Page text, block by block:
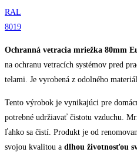
RAL
8019
Ochranná vetracia mriežka 80mm
na ochranu vetracích systémov pred
telami. Je vyrobená z odolného
Tento výrobok je vynikajúci pre
potrebné udržiavať čistotu vzduchu.
ľahko sa čistí. Produkt je od
svojou kvalitou a dlhou životnosťou